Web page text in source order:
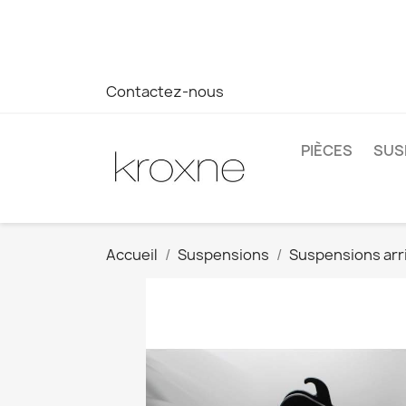
Contactez-nous
PIÈCES
Accueil Suspensions Suspensions